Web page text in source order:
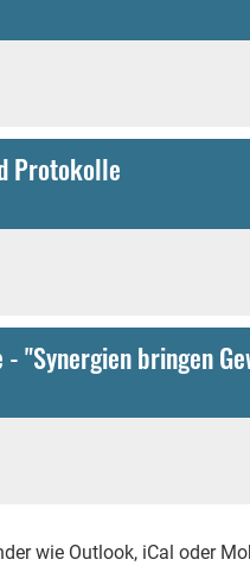
Protokolle
wie Outlook, iCal oder